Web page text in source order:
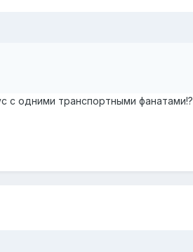
с одними транспортными фанатами!?